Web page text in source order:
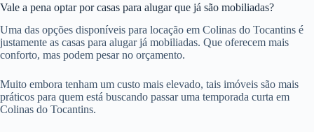
Vale a pena optar por casas para alugar que já são mobiliadas?
Uma das opções disponíveis para locação em Colinas do Tocantins é
justamente as casas para alugar já mobiliadas. Que oferecem mais
conforto, mas podem pesar no orçamento.
Muito embora tenham um custo mais elevado, tais imóveis são mais
práticos para quem está buscando passar uma temporada curta em
Colinas do Tocantins.